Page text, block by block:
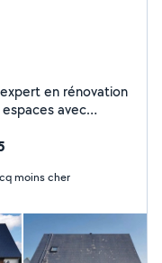
en rénovation
avec
à la hauteur de
moins cher